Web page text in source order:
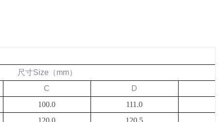
尺寸Size （mm）
C
D
100.0
111.0
120.0
120.5